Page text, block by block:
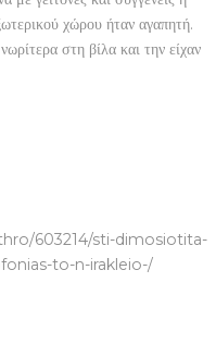
χώρου ήταν αγαπητή.
στη βίλα και την είχαν
603214/sti-dimosiotita-
to-n-irakleio-/